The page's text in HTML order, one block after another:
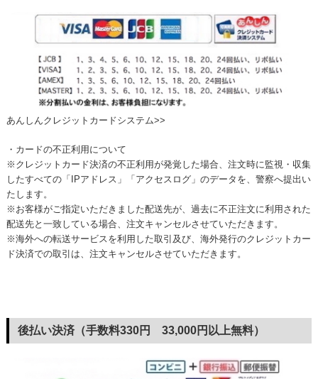
あんしんクレジットカードシステム>>
・カードの不正利用について
※クレジットカード決済の不正利用が発覚した場合、注文時に監視・収集
したすべての「IPアドレス」「アクセスログ」のデータを、警察へ提出い
たします。
※お客様がご指定いただきました配送先が、過去に不正注文に利用された
配送先と一致している場合、注文キャンセルさせていただきます。
※海外への転送サービスを利用した取引及び、海外発行のクレジットカー
ド決済での取引は、注文キャンセルさせていただきます。
後払い決済（手数料330円 33,000円以上無料）